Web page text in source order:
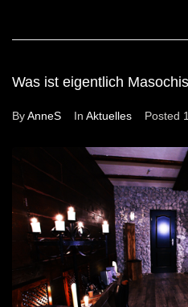
Was ist eigentlich
ByAnneS In Aktuelles Posted